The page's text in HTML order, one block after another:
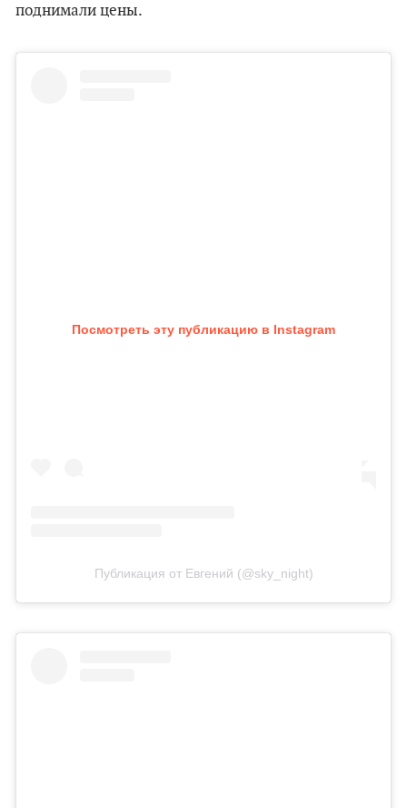
поднимали цены.
Посмотреть эту публикацию в Instagram
Публикация от Евгений (@sky_night)